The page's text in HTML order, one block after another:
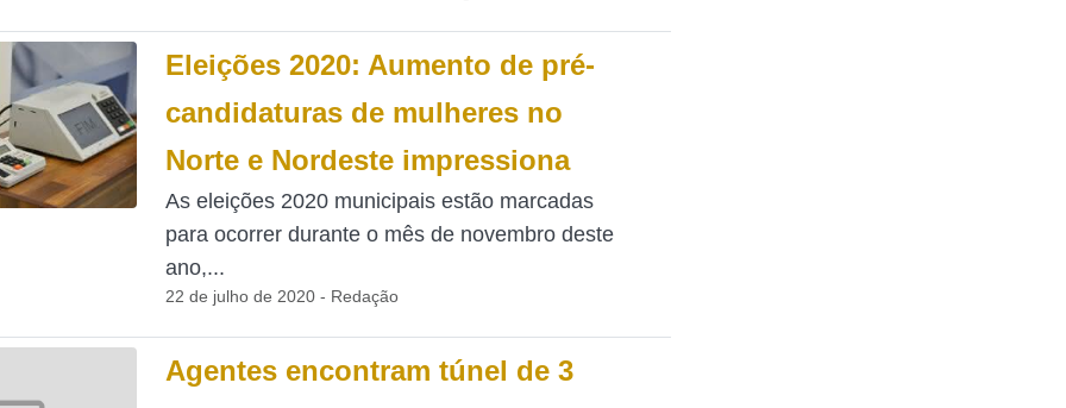
Eleições 2020: Aumento de pré-
candidaturas de mulheres no
Norte e Nordeste impressiona
As eleições 2020 municipais estão marcadas
para ocorrer durante o mês de novembro deste
ano,...
22 de julho de 2020 - Redação
Agentes encontram túnel de 3